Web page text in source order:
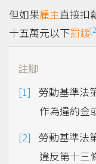
但如果雇主直接扣
十五萬元以下罰鍰
註腳
勞動基準法
作為違約金
勞動基準法
違反第十三